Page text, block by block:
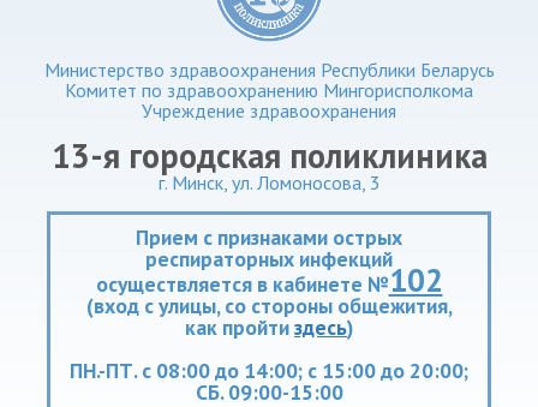
Министерство здравоохранения Республики Беларусь
Комитет по здравоохранению Мингорисполкома
Учреждение здравоохранения
13-я городская поликлиника
г. Минск, ул. Ломоносова, 3
Прием с признаками острых
респираторных инфекций
осуществляется в кабинете №102
(вход с улицы, со стороны общежития,
как пройтиздесь)
ПН.-ПТ. с 08:00 до 14:00; с 15:00 до 20:00;
СБ. 09:00-15:00